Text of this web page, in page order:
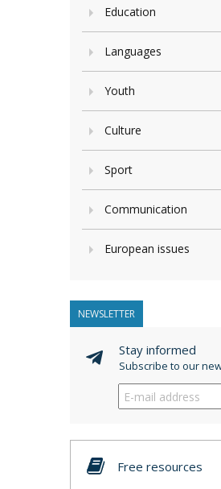
Education
Languages
Youth
Culture
Sport
Communication
European issues
NEWSLETTER
Stay informed
Subscribe to our
Free resources